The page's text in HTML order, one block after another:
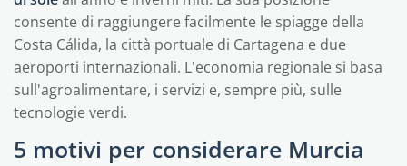
consente di raggiungere facilmente le spiagge della
Costa Cálida, la città portuale di Cartagena e due
aeroporti internazionali. L'economia regionale si basa
sull'agroalimentare, i servizi e, sempre più, sulle
tecnologie verdi.
5 motivi per considerare Murcia